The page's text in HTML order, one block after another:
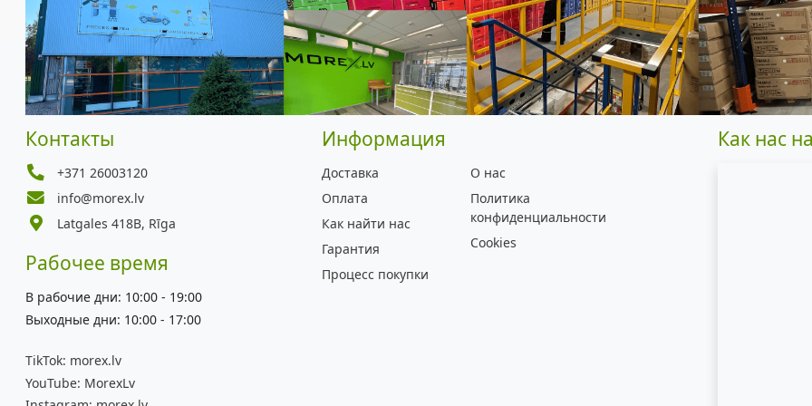
Контакты
+371 26003120
info@morex.lv
Latgales 418B, Rīga
Рабочее время
В рабочие дни: 10:00 - 19:00
Выходные дни: 10:00 - 17:00
TikTok: morex.lv
YouTube: MorexLv
Информация
Доставка
Оплата
Как найти нас
Гарантия
Процесс покупки
О нас
Политика
конфиденциальности
Cookies
Как нас